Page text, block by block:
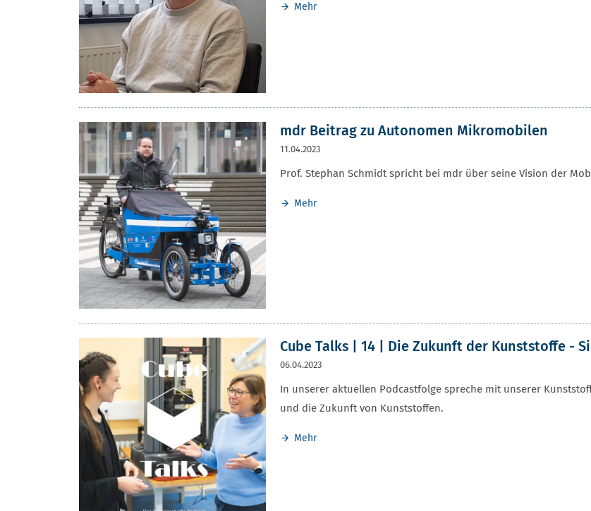
Mehr
mdr Beitrag zu Autonomen Mikromobilen
11.04.2023
Prof. Stephan Schmidt spricht bei mdr über seine Vision der
Mehr
Cube Talks | 14 | Die Zukunft der Kunststoffe -
06.04.2023
In unserer aktuellen Podcastfolge spreche mit unserer
und die Zukunft von Kunststoffen.
Mehr